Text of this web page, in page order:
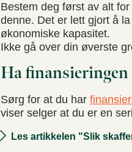
Bestem deg først av alt
denne. Det er lett gjort å
økonomiske kapasitet.
Ikke gå over din øverste
Ha
Sørg for at du har
viser selger at du er en
Les artikkelen "Slik